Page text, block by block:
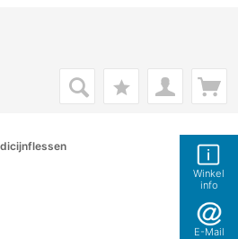
Winkel
info
E-Mail